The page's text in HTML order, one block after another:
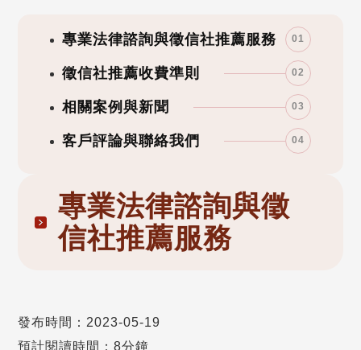
專業法律諮詢與徵信社推薦服務 01
徵信社推薦收費準則 02
相關案例與新聞 03
客戶評論與聯絡我們 04
專業法律諮詢與徵
信社推薦服務
發布時間：2023-05-19
預計閱讀時間：8分鐘